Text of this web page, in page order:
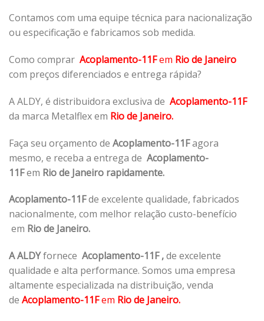
Contamos com uma equipe técnica para nacionalização
ou especificação e fabricamos sob medida.
Como comprar Acoplamento-11Fem Rio de Janeiro
com preços diferenciados e entrega rápida?
A ALDY, é distribuidora exclusiva de Acoplamento-11F
da marca Metalflex em Rio de Janeiro.
Faça seu orçamento de Acoplamento-11Fagora
mesmo, e receba a entrega de Acoplamento-
11Fem Rio de Janeiro rapidamente.
Acoplamento-11Fde excelente qualidade, fabricados
nacionalmente, com melhor relação custo-benefício
em Rio de Janeiro.
A ALDYfornece Acoplamento-11F ,de excelente
qualidade e alta performance. Somos uma empresa
altamente especializada na distribuição, venda
de Acoplamento-11Fem Rio de Janeiro.